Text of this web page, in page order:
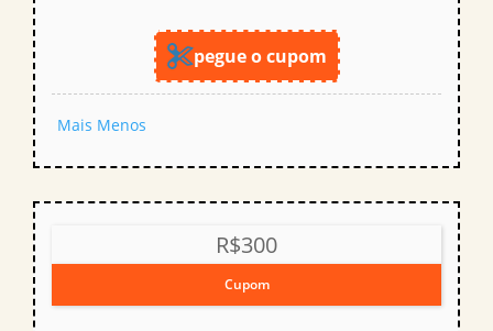
pegue o cupom
Mais Menos
R$300
Cupom